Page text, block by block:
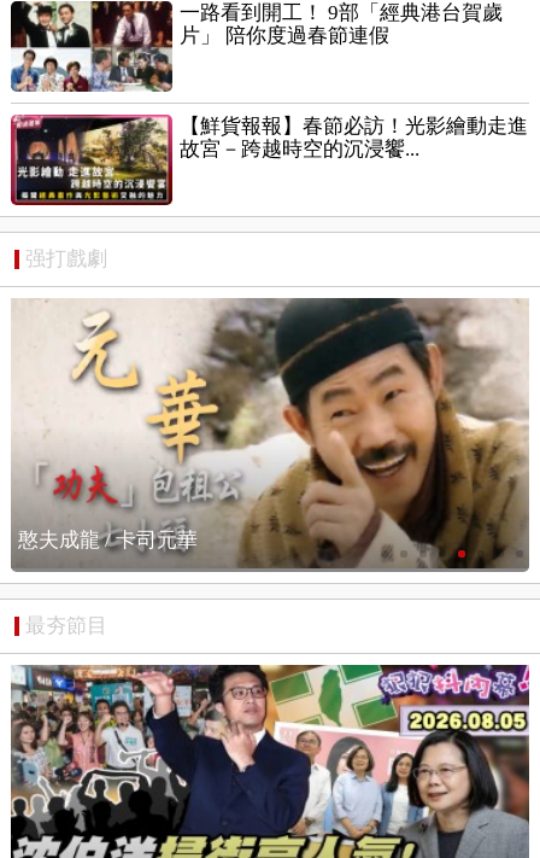
一路看到開工！ 9部「經典港台賀歲
片」 陪你度過春節連假
【鮮貨報報】春節必訪！光影繪動走進
故宮－跨越時空的沉浸饗...
强打戲劇
憨夫成龍 / 搶先看
最夯節目